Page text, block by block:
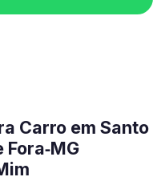
Carro em Santo